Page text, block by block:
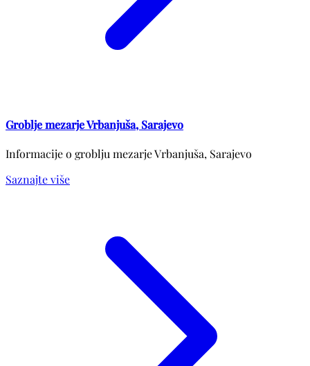
Groblje mezarje Vrbanjuša, Sarajevo
Informacije o groblju mezarje Vrbanjuša, Sarajevo
Saznajte više